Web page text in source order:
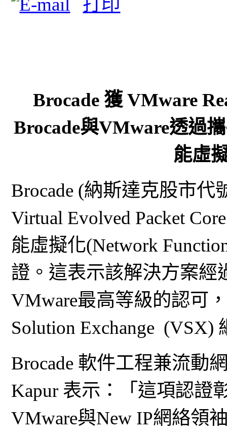
Brocade 獲 VMware
Brocade與VMware透過
能虛
Brocade (納斯達克股市代
Virtual Evolved Packet
能虛擬化(Network
證。這表示該解決方案經
VMware最高等級的認可
Solution Exchange (VSX)
Brocade 軟件工程兼流動
Kapur 表示：「這項認證
VMware與New IP網絡領